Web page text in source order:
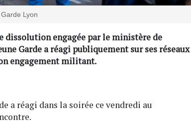
Lyon
dissolution engagée par le ministère de
Garde a réagi publiquement sur ses réseaux
engagement militant.
a réagi dans la soirée ce vendredi au